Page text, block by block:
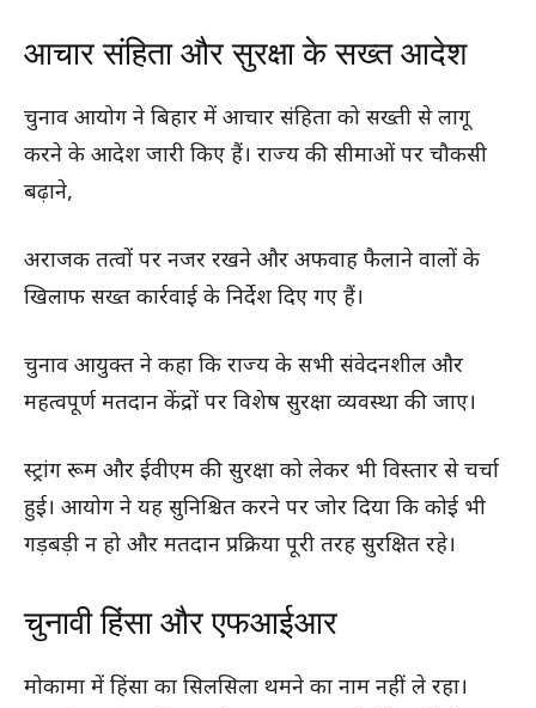
आचार संहिता और सुरक्षा के सख्त आदेश
चुनाव आयोग ने बिहार में आचार संहिता को सख्ती से लागू
करने के आदेश जारी किए हैं। राज्य की सीमाओं पर चौकसी
बढ़ाने,
अराजक तत्वों पर नजर रखने और अफवाह फैलाने वालों के
खिलाफ सख्त कार्रवाई के निर्देश दिए गए हैं।
चुनाव आयुक्त ने कहा कि राज्य के सभी संवेदनशील और
महत्वपूर्ण मतदान केंद्रों पर विशेष सुरक्षा व्यवस्था की जाए।
स्ट्रांग रूम और ईवीएम की सुरक्षा को लेकर भी विस्तार से चर्चा
हुई। आयोग ने यह सुनिश्चित करने पर जोर दिया कि कोई भी
गड़बड़ी न हो और मतदान प्रक्रिया पूरी तरह सुरक्षित रहे।
चुनावी हिंसा और एफआईआर
मोकामा में हिंसा का सिलसिला थमने का नाम नहीं ले रहा।